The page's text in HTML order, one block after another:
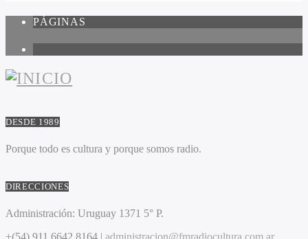
PÁGINAS
DESDE 1989
Porque todo es cultura y porque somos radio.
DIRECCIONES
Administración: Uruguay 1371 5° P.